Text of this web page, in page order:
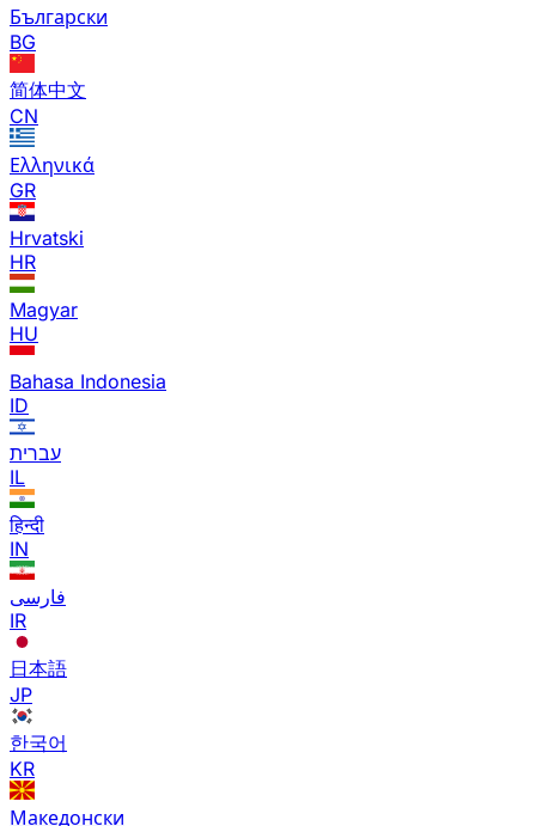
Български
BG
简体中文
CN
Ελληνικά
GR
Hrvatski
HR
Magyar
HU
Bahasa Indonesia
ID
עברית
IL
हिन्दी
IN
فارسی
IR
日本語
JP
한국어
KR
Македонски